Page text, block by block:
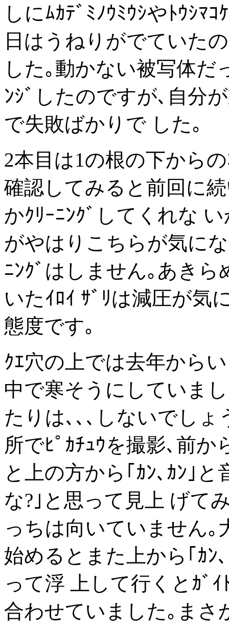
しにﾑｶﾃﾞﾐﾉｳﾐｳｼやﾄｳｼﾏ
日はうねりがでていた
した｡動かない被写体だ
ﾝｼﾞしたのですが､自分
で失敗ばかりで した｡
2本目は1の根の下から
確認してみると前回に
かｸﾘｰﾆﾝｸﾞしてくれな
がやはりこちらが気に
ﾆﾝｸﾞはしません｡あきら
いたｲﾛｲ ｻﾞﾘは減圧が気
態度です｡
ｸｴ穴の上では去年から
中で寒そうにしていま
たりは､､､しないでし
所でﾋﾟｶﾁｭｳを撮影､前
と上の方から｢ｶﾝ､ｶﾝ｣
な?｣と思って見上 げて
っちは向いていません｡
始めるとまた上から｢ｶﾝ
って浮 上して行くとｶﾞ
合わせていました｡まさ